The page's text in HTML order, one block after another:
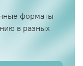
форматы
в разных